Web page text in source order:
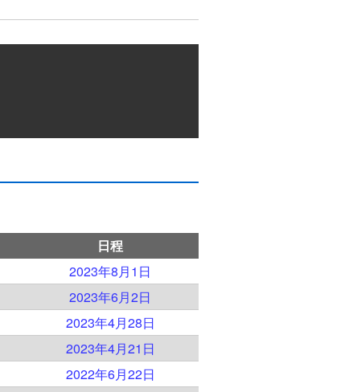
日程
2023年8月1日
2023年6月2日
2023年4月28日
2023年4月21日
2022年6月22日